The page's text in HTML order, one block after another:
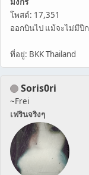
โพสต์: 17,351
ออกบินไป แม้จะไม่มีปีก
ที่อยู่: BKK Thailand
Soris0ri
~Frei
เฟรินจริงๆ